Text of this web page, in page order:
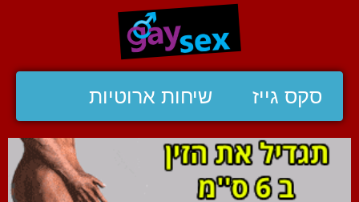
סקס גייז שיחות ארוטיות